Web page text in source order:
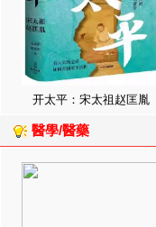
开太平：宋太祖赵匡胤
醫學/醫藥